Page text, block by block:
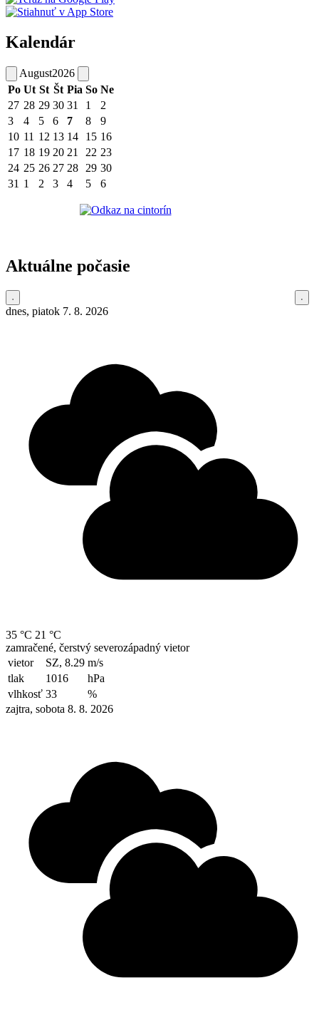
Kalendár
August2026
Po Ut St Št Pia So Ne
27 28 29 30 31 1
2
3
4 5 6 7 8
9
10 11 12 13 14 15 16
17 18 19 20 21 22 23
24 25 26 27 28 29 30
31 1 2 3 4 5 6
Aktuálne počasie
dnes, piatok 7. 8. 2026
35 °C 21 °C
zamračené, čerstvý severozápadný vietor
vietor
SZ, 8.29 m/s
tlak
1016
hPa
vlhkosť 33
%
zajtra, sobota 8. 8. 2026